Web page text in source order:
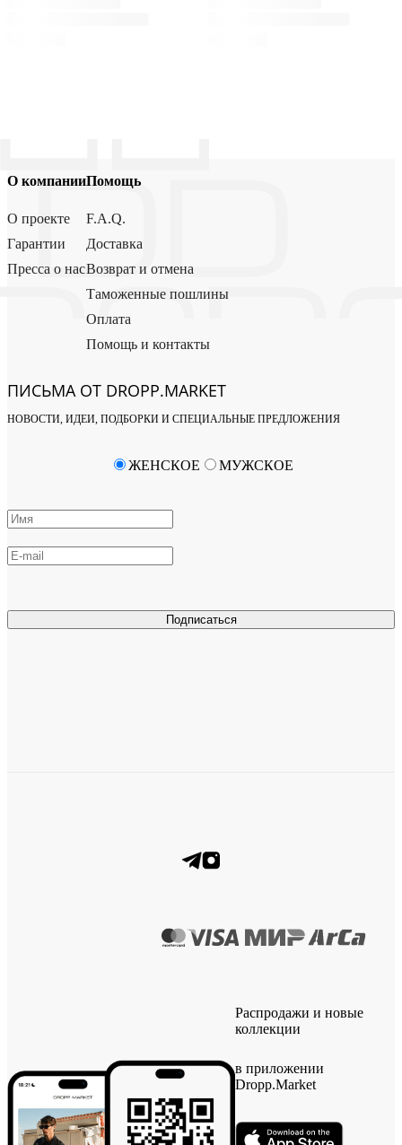
О компании
О проекте
Гарантии
Пресса о нас
Помощь
F.A.Q.
Доставка
Возврат и отмена
Таможенные пошлины
Оплата
Помощь и контакты
ПИСЬМА ОТ DROPP.MARKET
НОВОСТИ, ИДЕИ, ПОДБОРКИ И СПЕЦИАЛЬНЫЕ ПРЕДЛОЖЕНИЯ
Подписаться
ЖЕНСКОЕ МУЖСКОЕ
Распродажи и новые
коллекции
в приложении
Dropp.Market